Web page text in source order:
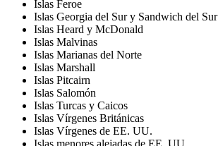
Islas Feroe
Islas Georgia del Sur y Sandwich del Sur
Islas Heard y McDonald
Islas Malvinas
Islas Marianas del Norte
Islas Marshall
Islas Pitcairn
Islas Salomón
Islas Turcas y Caicos
Islas Vírgenes Británicas
Islas Vírgenes de EE. UU.
Islas menores alejadas de EE. UU.